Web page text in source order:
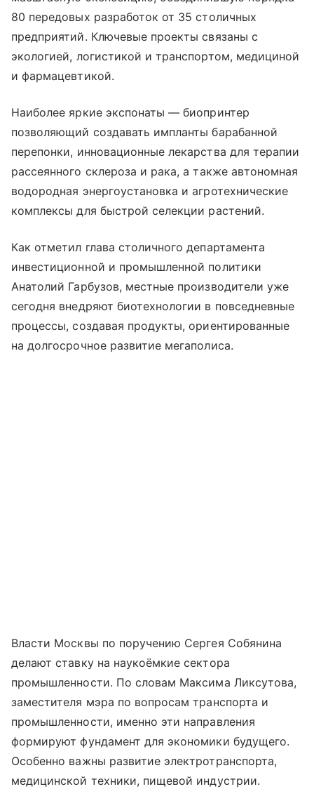
80 передовых разработок от 35 столичных
предприятий. Ключевые проекты связаны с
экологией, логистикой и транспортом, медициной
и фармацевтикой.
Наиболее яркие экспонаты — биопринтер
позволяющий создавать импланты барабанной
перепонки, инновационные лекарства для терапии
рассеянного склероза и рака, а также автономная
водородная энергоустановка и агротехнические
комплексы для быстрой селекции растений.
Как отметил глава столичного департамента
инвестиционной и промышленной политики
Анатолий Гарбузов, местные производители уже
сегодня внедряют биотехнологии в повседневные
процессы, создавая продукты, ориентированные
на долгосрочное развитие мегаполиса.
Власти Москвы по поручению Сергея Собянина
делают ставку на наукоёмкие сектора
промышленности. По словам Максима Ликсутова,
заместителя мэра по вопросам транспорта и
промышленности, именно эти направления
формируют фундамент для экономики будущего.
Особенно важны развитие электротранспорта,
медицинской техники, пищевой индустрии.